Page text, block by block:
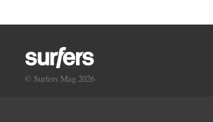
© Surfers Mag 2026